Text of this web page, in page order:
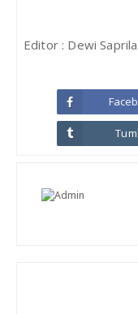
Editor : Dewi Saprila